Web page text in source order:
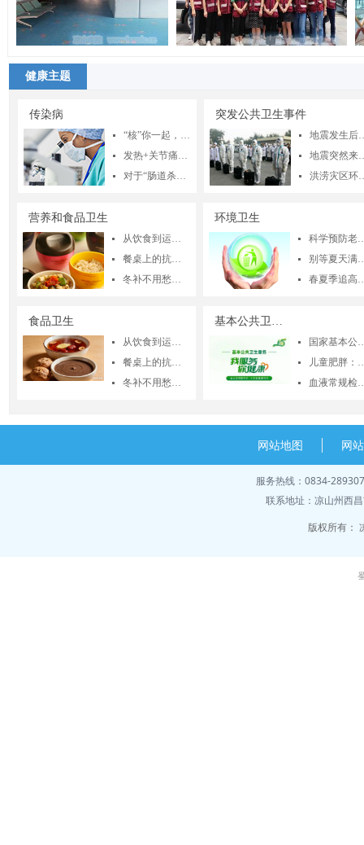
健康主题
传染病
넷 “核”你一起，守护呼吸之门！关于结核病检查，你需要知道这些
넷 发热+关节痛要警惕！基孔肯雅热的典型症状及检测要点
넷 对于“肠道杀手”诺如病毒，你知道多少？
突发公共卫生事件
넷 地震发生后我
넷 地震突然来袭
넷 洪涝灾区环境卫生
营养和食品卫生
넷 从饮食到运动的健康攻略
넷 餐桌上的抗生素？—你需要知道的科学与真相
넷 冬补不用愁：家常药食同源食材进补小贴士
环境卫生
넷 科学预防老年跌
넷 别等夏天满身“包”！春季灭
넷 春夏季追高正当时！ 凉山
食品卫生
넷 从饮食到运动的健康攻略
넷 餐桌上的抗生素？—你需要知道的科学与真相
넷 冬补不用愁：家常药食同源食材进补小贴士
基本公共卫生服务
넷 国家基本公
넷 儿童肥胖：影响不止于体
넷 血液常规检查
网站地图 网
服务热线：0834-
联系地址：凉山州西
版权所有：